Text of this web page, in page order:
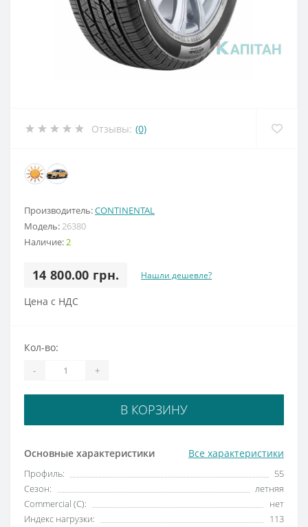
Отзывы: (0)
Производитель:CONTINENTAL
Модель:26380
Наличие:2
14 800.00 грн. Нашли дешевле?
Цена с НДС
Основные характеристики Все характеристики
Профиль:
55
Сезон:
летняя
Commercial (C):
нет
Индекс нагрузки:
113
Кол-во:
- +
В КОРЗИНУ